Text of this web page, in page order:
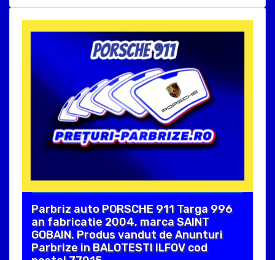
Parbriz auto PORSCHE 911 Targa 996
an fabricatie 2004, marca SAINT
GOBAIN. Produs vandut de Anunturi
Parbrize in BALOTESTI ILFOV cod